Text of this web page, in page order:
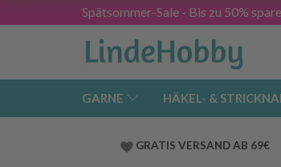
Spätsommer-Sale - Bis zu 50%
GARNE HÄKEL- &
GRATIS VERSAND AB 69€